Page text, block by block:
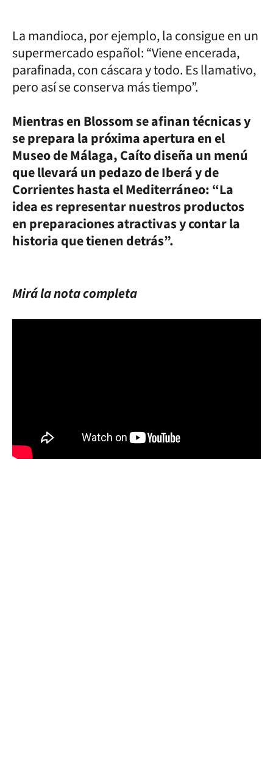
La mandioca, por ejemplo, la consigue en un
supermercado español: “Viene encerada,
parafinada, con cáscara y todo. Es llamativo,
pero así se conserva más tiempo”.
Mientras en Blossom se afinan técnicas y
se prepara la próxima apertura en el
Museo de Málaga, Caíto diseña un menú
que llevará un pedazo de Iberá y de
Corrientes hasta el Mediterráneo: “La
idea es representar nuestros productos
en preparaciones atractivas y contar la
historia que tienen detrás”.
Mirá la nota completa